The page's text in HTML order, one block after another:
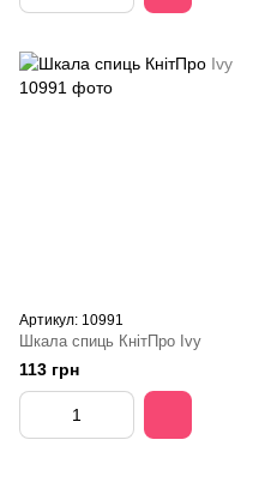
Артикул: 10991
Шкала спиць КнітПро Ivy
113 грн